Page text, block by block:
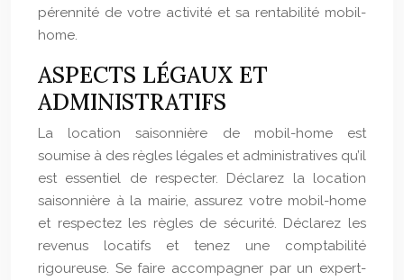
pérennité de votre activité et sa rentabilité mobil-
home.
ASPECTS LÉGAUX ET
ADMINISTRATIFS
La location saisonnière de mobil-home est
soumise à des règles légales et administratives qu’il
est essentiel de respecter. Déclarez la location
saisonnière à la mairie, assurez votre mobil-home
et respectez les règles de sécurité. Déclarez les
revenus locatifs et tenez une comptabilité
rigoureuse. Se faire accompagner par un expert-